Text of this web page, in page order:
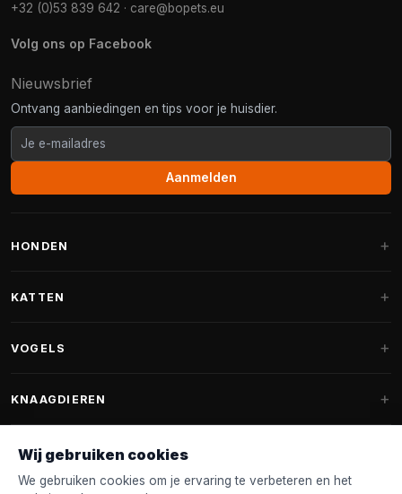
+32 (0)53 839 642 · care@bopets.eu
Volg ons op Facebook
Nieuwsbrief
Ontvang aanbiedingen en tips voor je huisdier.
Aanmelden
HONDEN
Fantail hondenmanden
Hondenspeelgoed
Halsband & Lijn
KATTEN
Krabpalen voor Maine Coon
VOGELS
Vogelvoer binnenvogels
Voederhuisjes
Nestkastjes & Nesting
KNAAGDIEREN
Knaagdierenvoer
Wij gebruiken cookies
We gebruiken cookies om je ervaring te verbeteren en het